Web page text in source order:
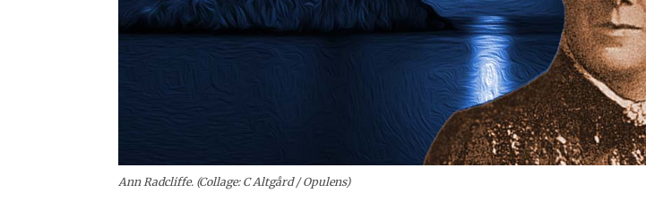
Ann Radcliffe. (Collage: C Altgård / Opulens)